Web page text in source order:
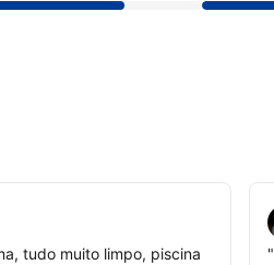
tudo muito limpo, piscina
"